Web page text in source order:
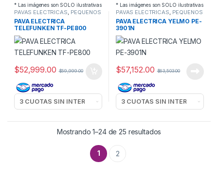
* Las imágenes son SOLO ilustrativas
PAVAS ELECTRICAS, PEQUEÑOS
ELECTRODOMESTICOS
PAVA ELECTRICA
TELEFUNKEN TF-PE800
$52,999.00 $59,999.00
* Las imágenes son SOLO ilustrativas
PAVAS ELECTRICAS, PEQUEÑOS
ELECTRODOMESTICOS
PAVA ELECTRICA YELMO PE-
3901N
$57,152.00 $63,503.00
Mostrando 1–24 de 25 resultados
1 2